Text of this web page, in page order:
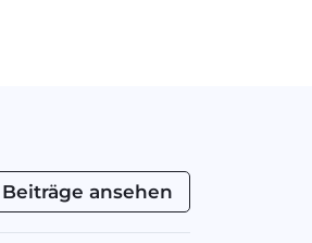
ansehen